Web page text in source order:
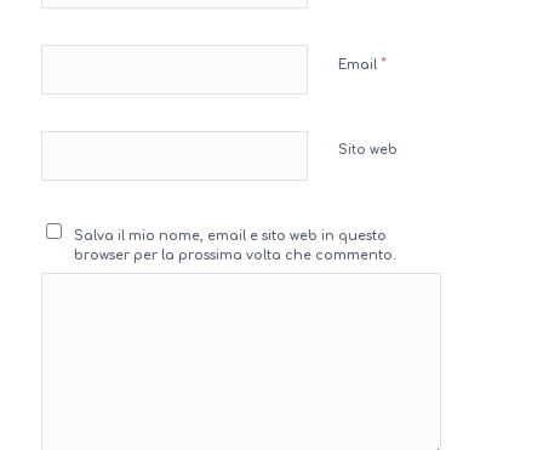
Email *
Sito web
Salva il mio nome, email e sito web in questo
browser per la prossima volta che commento.